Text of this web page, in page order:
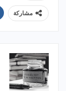
مشاركة